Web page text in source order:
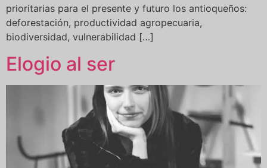
prioritarias para el presente y futuro los antioqueños:
deforestación, productividad agropecuaria,
biodiversidad, vulnerabilidad […]
Elogio al ser